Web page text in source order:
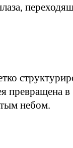
превращена
небом.